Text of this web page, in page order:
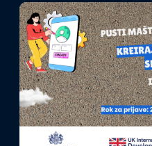
SECURITY
HUB
SVEČANO
OTVOREN
U
SARAJEVU:
MLADI,
INSTITUCIJE